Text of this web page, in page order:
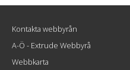
Kontakta webbyrån
A-Ö - Extrude Webbyrå
Webbkarta